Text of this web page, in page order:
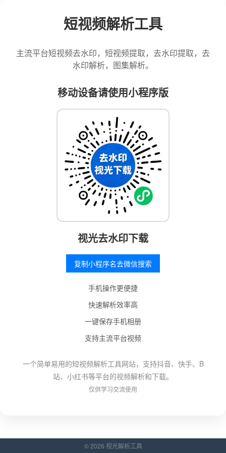
短视频解析工具
主流平台短视频去水印，短视频提取，去水印提取，去
水印解析，图集解析。
移动设备请使用小程序版
视光去水印下载
复制小程序名去微信搜索
手机操作更便捷
快速解析效率高
一键保存手机相册
支持主流平台视频
一个简单易用的短视频解析工具网站，支持抖音、快手、B
站、小红书等平台的视频解析和下载。
仅供学习交流使用
© 2026 视光解析工具